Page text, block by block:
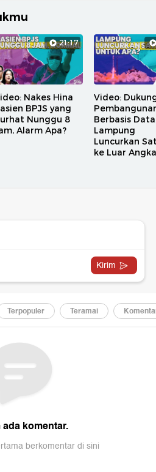
21:17
Nakes Hina
BPJS yang
Nunggu 8
Alarm Apa?
Video:
Berbasis
Lampung
Luncurkan
ke Luar